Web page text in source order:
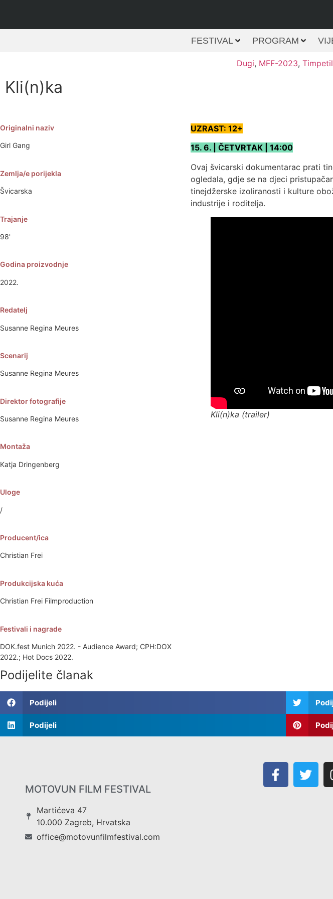
FESTIVAL PROGRAM
Dugi, MFF-2023,
Kli(n)ka
Originalni naziv
Girl Gang
Zemlja/e porijekla
Švicarska
Trajanje
98'
Godina proizvodnje
2022.
Redatelj
Susanne Regina Meures
Scenarij
Susanne Regina Meures
Direktor fotografije
Susanne Regina Meures
Montaža
Katja Dringenberg
Uloge
/
Producent/ica
Christian Frei
Produkcijska kuća
Christian Frei Filmproduction
Festivali i nagrade
DOK.fest Munich 2022. - Audience Award; CPH:DOX
2022.; Hot Docs 2022.
UZRAST: 12+
15. 6. | ČETVRTAK | 14:00
Ovaj švicarski dokumentarac prati
ogledala, gdje se na djeci
tinejdžerske izoliranosti i kulture
industrije i roditelja.
Kli(n)ka (trailer)
Podijelite članak
Podijeli
Podijeli
MOTOVUN FILM FESTIVAL
Martićeva 47
10.000 Zagreb, Hrvatska
office@motovunfilmfestival.com